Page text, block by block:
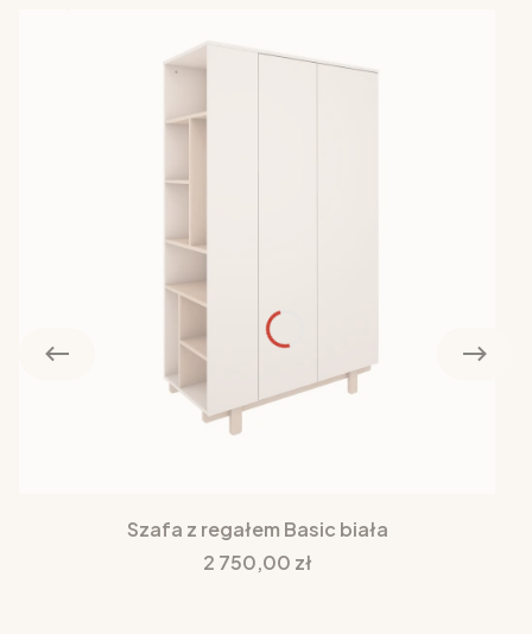
Szafa z regałem Basic biała
Cena
2 750,00 zł